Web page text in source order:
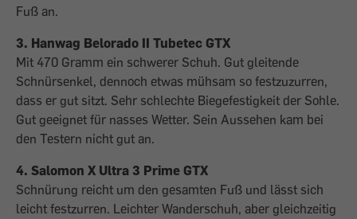
Fuß an.
3. Hanwag Belorado II Tubetec GTX
Mit 470 Gramm ein schwerer Schuh. Gut gleitende
Schnürsenkel, dennoch etwas mühsam so festzuzurren,
dass er gut sitzt. Sehr schlechte Biegefestigkeit der Sohle.
Gut geeignet für nasses Wetter. Sein Aussehen kam bei
den Testern nicht gut an.
4. Salomon X Ultra 3 Prime GTX
Schnürung reicht um den gesamten Fuß und lässt sich
leicht festzurren. Leichter Wanderschuh, aber gleichzeitig